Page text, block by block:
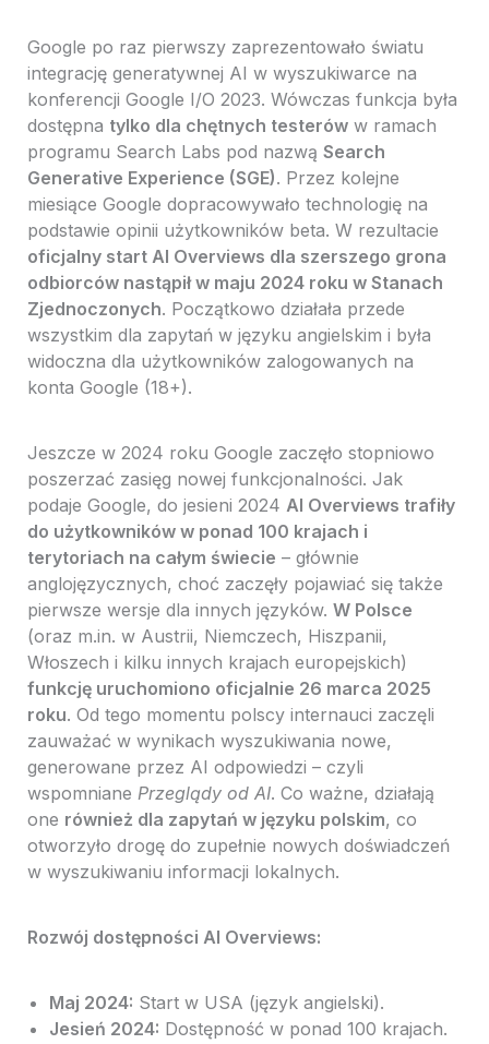
Google po raz pierwszy zaprezentowało światu
integrację generatywnej AI w wyszukiwarce na
konferencji Google I/O 2023. Wówczas funkcja była
dostępna tylko dla chętnych testeróww ramach
programu Search Labs pod nazwą Search
Generative Experience (SGE). Przez kolejne
miesiące Google dopracowywało technologię na
podstawie opinii użytkowników beta. W rezultacie
oficjalny start AI Overviews dla szerszego grona
odbiorców nastąpił w maju 2024 roku w Stanach
Zjednoczonych. Początkowo działała przede
wszystkim dla zapytań w języku angielskim i była
widoczna dla użytkowników zalogowanych na
konta Google (18+).
Jeszcze w 2024 roku Google zaczęło stopniowo
poszerzać zasięg nowej funkcjonalności. Jak
podaje Google, do jesieni 2024 AI Overviews trafiły
do użytkowników w ponad 100 krajach i
terytoriach na całym świecie – głównie
anglojęzycznych, choć zaczęły pojawiać się także
pierwsze wersje dla innych języków. W Polsce
(oraz m.in. w Austrii, Niemczech, Hiszpanii,
Włoszech i kilku innych krajach europejskich)
funkcję uruchomiono oficjalnie 26 marca 2025
roku. Od tego momentu polscy internauci zaczęli
zauważać w wynikach wyszukiwania nowe,
generowane przez AI odpowiedzi – czyli
wspomniane Przeglądy od AI. Co ważne, działają
one również dla zapytań w języku polskim, co
otworzyło drogę do zupełnie nowych doświadczeń
w wyszukiwaniu informacji lokalnych.
Rozwój dostępności AI Overviews:
Maj 2024: Start w USA (język angielski).
Jesień 2024: Dostępność w ponad 100 krajach.